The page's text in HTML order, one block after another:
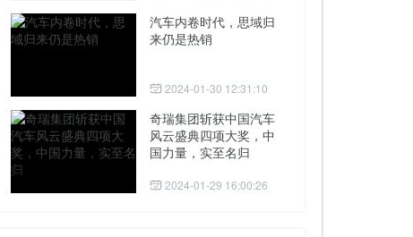
汽车内卷时代，思域归
来仍是热销
2024-01-30 12:31:10
奇瑞集团斩获中国汽车
风云盛典四项大奖，中
国力量，实至名归
2024-01-29 16:00:26